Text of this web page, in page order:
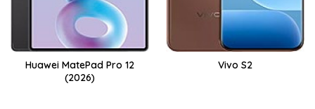
Huawei MatePad Pro 12
(2026)
Vivo S2